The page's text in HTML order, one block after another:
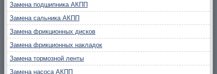
Замена подшипника АКПП
Замена сальника АКПП
Замена фрикционных дисков
Замена фрикционных накладок
Замена тормозной ленты
Замена насоса АКПП